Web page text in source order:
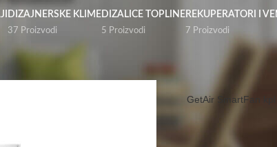
DIZAJNERSKE KLIME
37 Proizvodi
DIZALICE TOPLINE
5 Proizvodi
REKUPERATORI I
7 Proizvodi
GetAir SmartFan